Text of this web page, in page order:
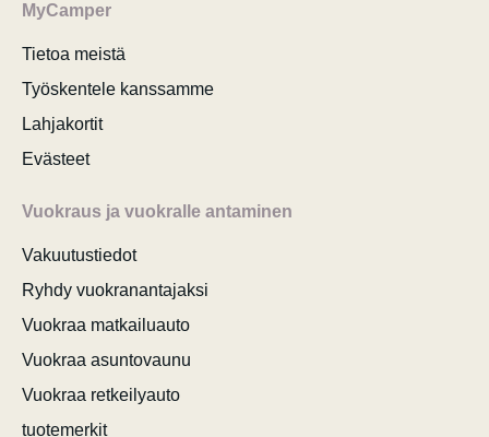
MyCamper
Tietoa meistä
Työskentele kanssamme
Lahjakortit
Evästeet
Vuokraus ja vuokralle antaminen
Vakuutustiedot
Ryhdy vuokranantajaksi
Vuokraa matkailuauto
Vuokraa asuntovaunu
Vuokraa retkeilyauto
tuotemerkit